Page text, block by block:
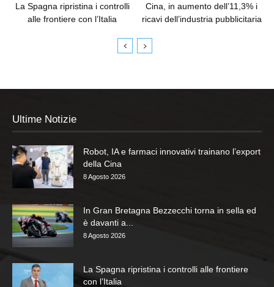
La Spagna ripristina i controlli
alle frontiere con l’Italia
Cina, in aumento dell’11,3% i
ricavi dell’industria pubblicitaria
Ultime Notizie
Robot, IA e farmaci innovativi trainano l’export
della Cina
8 Agosto 2026
In Gran Bretagna Bezzecchi torna in sella ed
è davanti a...
8 Agosto 2026
La Spagna ripristina i controlli alle frontiere
con l’Italia